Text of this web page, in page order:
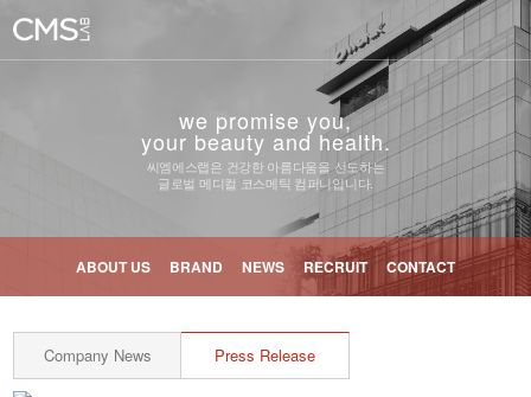
we promise you,
your beauty and health.
씨엠에스랩은 건강한 아름다움을 선도하는
글로벌 메디컬 코스메틱 컴퍼니입니다.
ABOUT US BRAND NEWS RECRUIT CONTACT
Company News Press Release